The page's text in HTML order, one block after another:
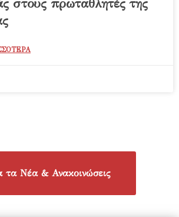
στους πρωταθλητές της
τα Νέα & Ανακοινώσεις